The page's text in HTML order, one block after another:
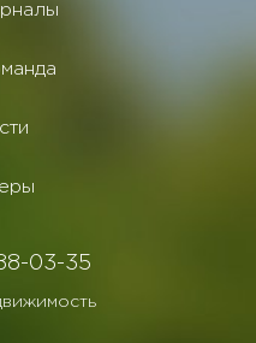
03-35